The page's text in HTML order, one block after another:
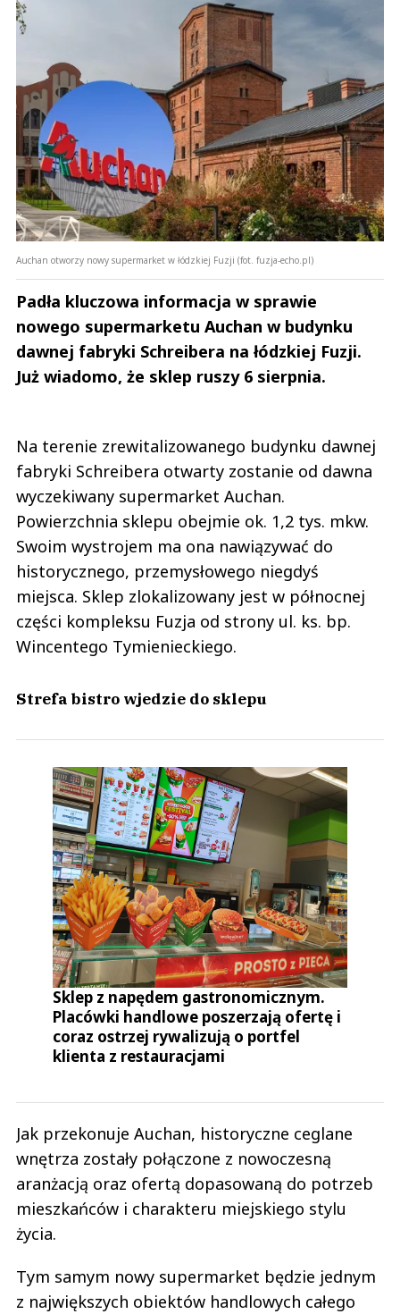
Auchan otworzy nowy supermarket w łódzkiej Fuzji (fot. fuzja-echo.pl)
Padła kluczowa informacja w sprawie
nowego supermarketu Auchan w budynku
dawnej fabryki Schreibera na łódzkiej Fuzji.
Już wiadomo, że sklep ruszy 6 sierpnia.
Na terenie zrewitalizowanego budynku dawnej
fabryki Schreibera otwarty zostanie od dawna
wyczekiwany supermarket Auchan.
Powierzchnia sklepu obejmie ok. 1,2 tys. mkw.
Swoim wystrojem ma ona nawiązywać do
historycznego, przemysłowego niegdyś
miejsca. Sklep zlokalizowany jest w północnej
części kompleksu Fuzja od strony ul. ks. bp.
Wincentego Tymienieckiego.
Strefa bistro wjedzie do sklepu
Sklep z napędem gastronomicznym.
Placówki handlowe poszerzają ofertę i
coraz ostrzej rywalizują o portfel
klienta z restauracjami
Jak przekonuje Auchan, historyczne ceglane
wnętrza zostały połączone z nowoczesną
aranżacją oraz ofertą dopasowaną do potrzeb
mieszkańców i charakteru miejskiego stylu
życia.
Tym samym nowy supermarket będzie jednym
z największych obiektów handlowych całego